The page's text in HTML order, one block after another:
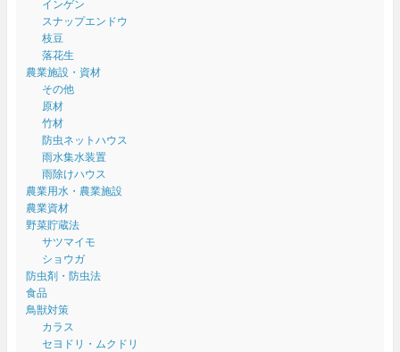
インゲン
スナップエンドウ
枝豆
落花生
農業施設・資材
その他
原材
竹材
防虫ネットハウス
雨水集水装置
雨除けハウス
農業用水・農業施設
農業資材
野菜貯蔵法
サツマイモ
ショウガ
防虫剤・防虫法
食品
鳥獣対策
カラス
セヨドリ・ムクドリ